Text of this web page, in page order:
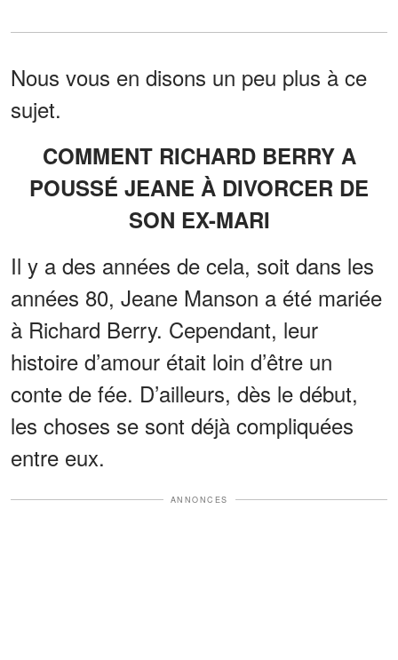
Nous vous en disons un peu plus à ce
sujet.
COMMENT RICHARD BERRY A
POUSSÉ JEANE À DIVORCER DE
SON EX-MARI
Il y a des années de cela, soit dans les
années 80, Jeane Manson a été mariée
à Richard Berry. Cependant, leur
histoire d’amour était loin d’être un
conte de fée. D’ailleurs, dès le début,
les choses se sont déjà compliquées
entre eux.
ANNONCES